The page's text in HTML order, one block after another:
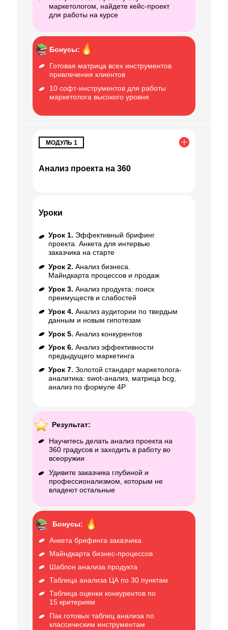
маркетологом, найдете кейс-проект
для работы на курсе
Бонусы:
Готовая матрица всех инструментов
привлечения клиентов
10 софт-инструментов для работы
маркетолога высокого уровня
Анализ проекта на 360
МОДУЛЬ 1
Уроки
Урок 1. Эффективный брифинг
проекта. Анкета для интервью
заказчика на старте
Урок 2. Анализ бизнеса.
Майндкарта процессов и продаж
Урок 3. Анализ продукта: поиск
преимуществ и слабостей
Урок 4. Анализ аудитории по твердым
данным и новым гипотезам
Урок 5. Анализ конкурентов
Урок 6. Анализ эффективности
предыдущего маркетинга
Урок 7. Золотой стандарт маркетолога-
аналитика: swot-анализ, матрица bcg,
анализ по формуле 4Р
Результат:
Научитесь делать анализ проекта на
360 градусов и заходить в работу во
всеоружии
Удивите заказчика глубиной и
профессионализмом, которым не
владеют остальные
Бонусы:
Анкета брифинга заказчика
Майндкарта бизнес-процессов
Шаблон анализа продукта
Таблица анализа ЦА по 30 пунктам
Таблица оценки конкурентов по
15 критериям
Пак готовых таблиц анализа по
классическим инструментам